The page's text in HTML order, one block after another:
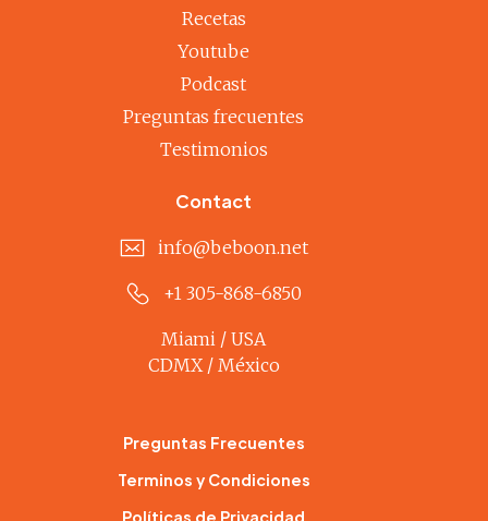
Recetas
Youtube
Podcast
Preguntas frecuentes
Testimonios
Contact
info@beboon.net
+1 305-868-6850
Miami / USA
CDMX / México
Preguntas Frecuentes
Terminos y Condiciones